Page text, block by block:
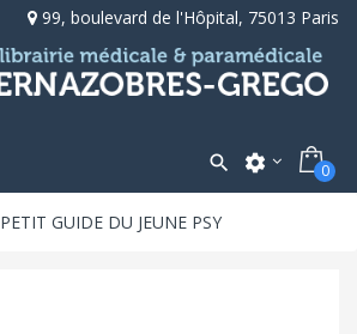
99, boulevard de l'Hôpital, 75013 Paris
 settings 0
PETIT GUIDE DU JEUNE PSY